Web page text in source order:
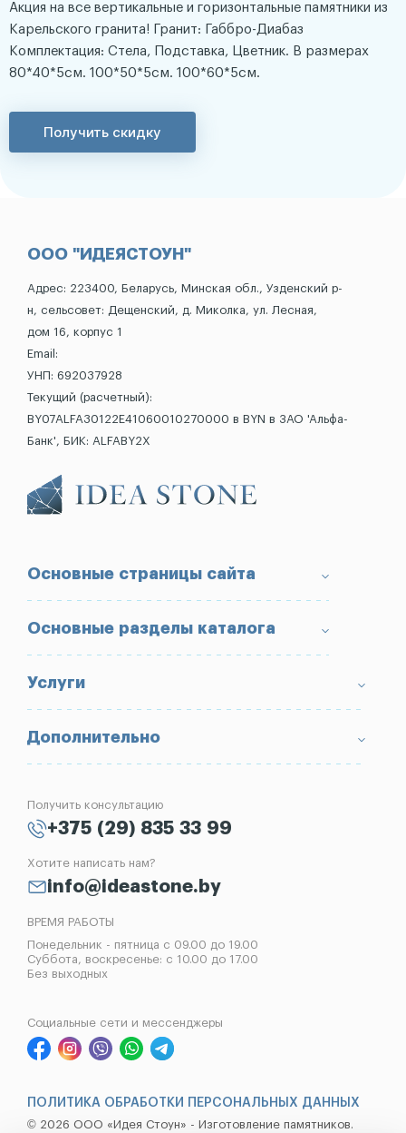
Акция на все вертикальные и горизонтальные памятники из
Карельского гранита! Гранит: Габбро-Диабаз
Комплектация: Стела, Подставка, Цветник. В размерах
80*40*5см. 100*50*5см. 100*60*5см.
Получить скидку
ООО "ИДЕЯСТОУН"
Адрес: 223400, Беларусь, Минская обл., Узденский р-
н, сельсовет: Дещенский, д. Миколка, ул. Лесная,
дом 16, корпус 1
Email:
УНП: 692037928
Текущий (расчетный):
BY07ALFA30122E41060010270000 в BYN в ЗАО 'Альфа-
Банк', БИК: ALFABY2X
Основные страницы сайта
О компании
Доставка и оплата
Условия возврата товара
Портфолио
Вопрос-Ответ
Блог
Контакты
Основные разделы каталога
Памятники
Ограды
Надгробные плиты
Вазы
Услуги
Благоустройство могил
Изготовление памятников
Рассрочка на памятник
Реставрация памятников
Демонтаж памятников
Дополнительно
Получить консультацию
+375 (29) 835 33 99
Хотите написать нам?
info@ideastone.by
ВРЕМЯ РАБОТЫ
Понедельник - пятница с 09.00 до 19.00
Суббота, воскресенье: с 10.00 до 17.00
Без выходных
Социальные сети и мессенджеры
© 2026 ООО «Идея Стоун» - Изготовление памятников.
ПОЛИТИКА ОБРАБОТКИ ПЕРСОНАЛЬНЫХ ДАННЫХ